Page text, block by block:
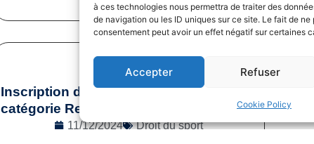
à ces technologies nous permettra de traiter des
de navigation ou les ID uniques sur ce site. Le fait de
consentement peut avoir un effet négatif sur certaines
Accepter Refuser
Cookie Policy
Inscription des sportifs dans la
catégorie Reconversion
11/12/2024
Droit du sport